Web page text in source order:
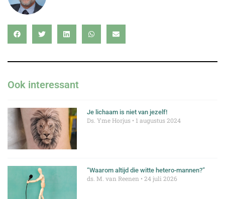
Ook interessant
Je lichaam is niet van jezelf!
Ds. Yme Horjus 1 augustus 2024
“Waarom altijd die witte hetero-mannen?”
ds. M. van Reenen 24 juli 2026